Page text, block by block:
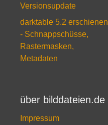
Versionsupdate
darktable 5.2 erschienen
- Schnappschüsse,
Rastermasken,
Metadaten
über bilddateien.de
Impressum